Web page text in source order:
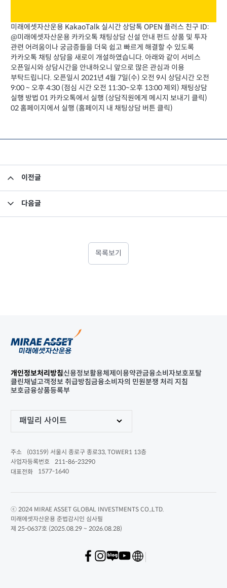
미래에셋자산운용 KakaoTalk 실시간 상담톡 OPEN 플러스 친구 ID:
@미래에셋자산운용 카카오톡 채팅상담 신설 안내 펀드 상품 및 투자
관련 어려움이나 궁금증들을 더욱 쉽고 빠르게 해결할 수 있도록
카카오톡 채팅 상담을 새로이 개설하였습니다. 아래와 같이 서비스
오픈일시와 상담시간을 안내하오니 앞으로 많은 관심과 이용
부탁드립니다. 오픈일시 2021년 4월 7일(수) 오전 9시 상담시간 오전
9:00 ~ 오후 4:30 (점심 시간 오전 11:30~오후 13:00 제외) 채팅상담
실행 방법 01 카카오톡에서 실행 (상담직원에게 메시지 보내기 클릭)
02 홈페이지에서 실행 (홈페이지 내 채팅상담 버튼 클릭)
이전글
다음글
목록보기
개인정보처리방침신용정보활용체제 이용약관금융소비자보호포탈
클린채널고객정보 취급방침금융소비자의 민원분쟁 처리 지침
보호금융상품등록부
패밀리 사이트
주소
(03159) 서울시 종로구 종로33, TOWER1 13층
사업자등록번호
211-86-23290
대표전화
1577-1640
ⓒ 2024 MIRAE ASSET GLOBAL INVESTMENTS CO.,LTD.
미래에셋자산운용 준법감시인 심사필
제 25-0637호 (2025.08.29 ~ 2026.08.28)